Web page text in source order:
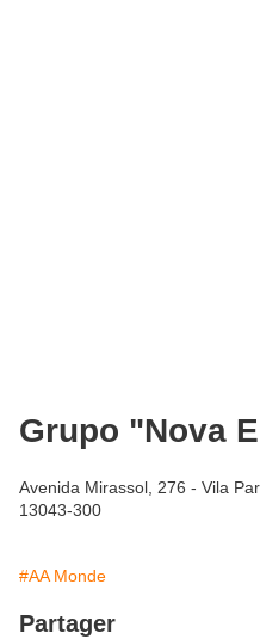
Grupo "Nova
Avenida Mirassol, 276 - Vila
13043-300
#AA Monde
Partager